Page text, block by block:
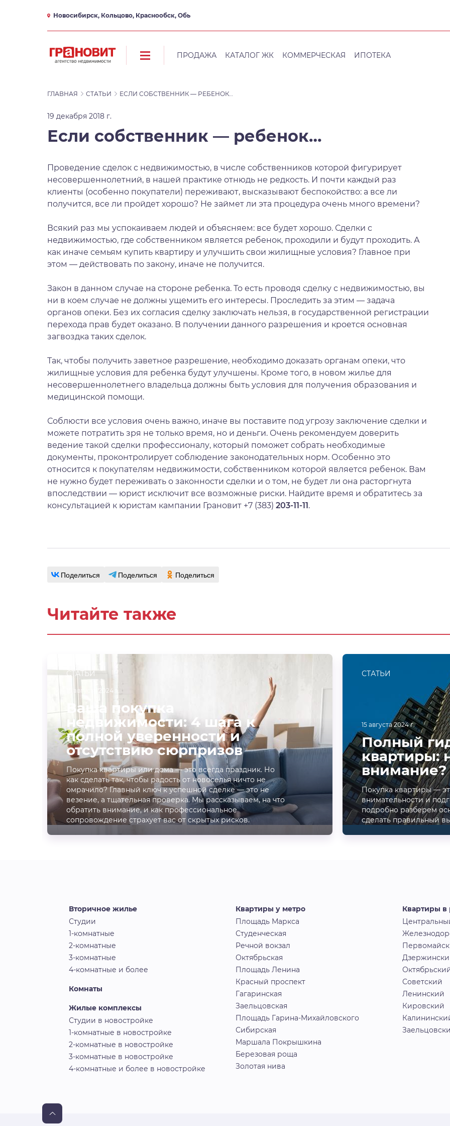
Новосибирск, Кольцово, Краснообск, Обь
ПРОДАЖА КАТАЛОГ ЖК КОММЕРЧЕСКАЯ ИПОТЕКА
ГЛАВНАЯ СТАТЬИ ЕСЛИ СОБСТВЕННИК — РЕБЕНОК…
19 декабря 2018 г.
Если собственник — ребенок…
Проведение сделок с недвижимостью, в числе собственников которой фигурирует
несовершеннолетний, в нашей практике отнюдь не редкость. И почти каждый раз
клиенты (особенно покупатели) переживают, высказывают беспокойство: а все ли
получится, все ли пройдет хорошо? Не займет ли эта процедура очень много времени?
Всякий раз мы успокаиваем людей и объясняем: все будет хорошо. Сделки с
недвижимостью, где собственником является ребенок, проходили и будут проходить. А
как иначе семьям купить квартиру и улучшить свои жилищные условия? Главное при
этом — действовать по закону, иначе не получится.
Закон в данном случае на стороне ребенка. То есть проводя сделку с недвижимостью, вы
ни в коем случае не должны ущемить его интересы. Проследить за этим — задача
органов опеки. Без их согласия сделку заключать нельзя, в государственной регистрации
перехода прав будет оказано. В получении данного разрешения и кроется основная
загвоздка таких сделок.
Так, чтобы получить заветное разрешение, необходимо доказать органам опеки, что
жилищные условия для ребенка будут улучшены. Кроме того, в новом жилье для
несовершеннолетнего владельца должны быть условия для получения образования и
медицинской помощи.
Соблюсти все условия очень важно, иначе вы поставите под угрозу заключение сделки и
можете потратить зря не только время, но и деньги. Очень рекомендуем доверить
ведение такой сделки профессионалу, который поможет собрать необходимые
документы, проконтролирует соблюдение законодательных норм. Особенно это
относится к покупателям недвижимости, собственником которой является ребенок. Вам
не нужно будет переживать о законности сделки и о том, не будет ли она расторгнута
впоследствии — юрист исключит все возможные риски. Найдите время и обратитесь за
консультацией к юристам кампании Грановит +7 (383) 203-11-11.
Поделиться Поделиться Поделиться
Читайте также
СТАТЬИ
15 августа 2024 г.
Ваша покупка
недвижимости: 4 шага к
полной уверенности и
отсутствию сюрпризов
Покупка квартиры или дома — это всегда праздник. Но
как сделать так, чтобы радость от новоселья ничто не
омрачило? Главный ключ к успешной сделке — это не
везение, а тщательная проверка. Мы рассказываем, на что
обратить внимание, и как профессиональное
сопровождение страхует вас от скрытых рисков.
СТАТЬИ
15 августа 2024 г.
Полный
квартиры:
внимание?
Покупка квартиры —
внимательности и
подробно разберем
сделать правильный
Вторичное жилье
Студии
1-комнатные
2-комнатные
3-комнатные
4-комнатные и более
Комнаты
Жилые комплексы
Студии в новостройке
1-комнатные в новостройке
2-комнатные в новостройке
3-комнатные в новостройке
4-комнатные и более в новостройке
Квартиры у метро
Площадь Маркса
Студенческая
Речной вокзал
Октябрьская
Площадь Ленина
Красный проспект
Гагаринская
Заельцовская
Площадь Гарина-Михайловского
Сибирская
Маршала Покрышкина
Березовая роща
Золотая нива
Квартиры в
Советский
Ленинский
Кировский